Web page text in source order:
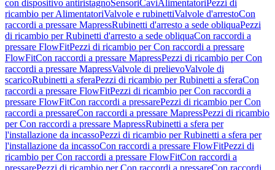
con dispositivo antiristagnoSensoriCaviAlimentatori Pezzi di
ricambio per AlimentatoriValvole e rubinettiValvole d'arrestoCon
raccordi a pressare MapressRubinetti d'arresto a sede obliquaPezzi
di ricambio per Rubinetti d'arresto a sede obliquaCon raccordi a
pressare FlowFitPezzi di ricambio per Con raccordi a pressare
FlowFitCon raccordi a pressare MapressPezzi di ricambio per Con
raccordi a pressare MapressValvole di prelievoValvole di
scaricoRubinetti a sferaPezzi di ricambio per Rubinetti a sferaCon
raccordi a pressare FlowFitPezzi di ricambio per Con raccordi a
pressare FlowFitCon raccordi a pressarePezzi di ricambio per Con
raccordi a pressareCon raccordi a pressare MapressPezzi di ricambio
per Con raccordi a pressare MapressRubinetti a sfera per
l'installazione da incassoPezzi di ricambio per Rubinetti a sfera per
l'installazione da incassoCon raccordi a pressare FlowFitPezzi di
ricambio per Con raccordi a pressare FlowFitCon raccordi a
pressarePezzi di ricambio per Con raccordi a pressareCon raccordi